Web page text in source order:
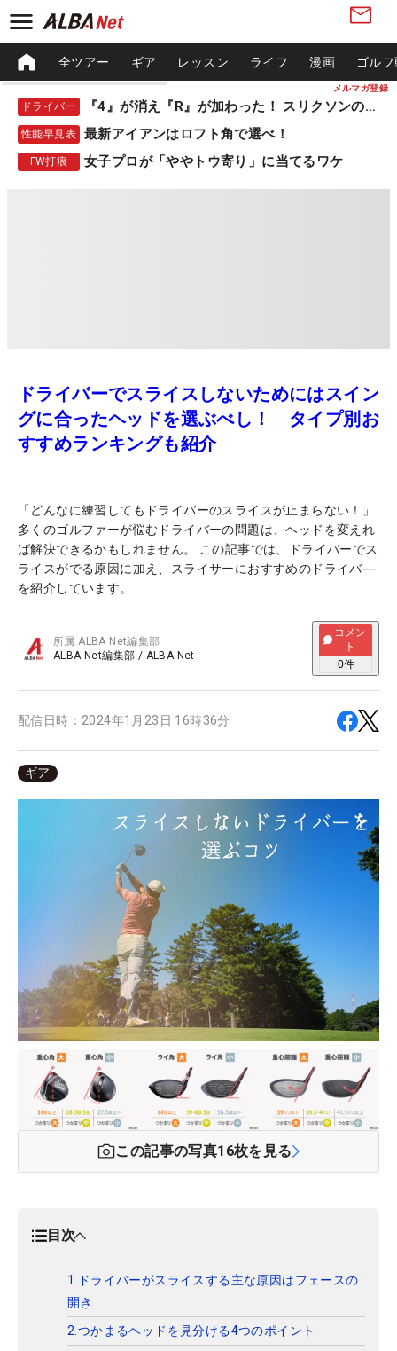
メルマガ登録
全ツアー ギア レッスン ライフ 漫画 ゴル
ドライバー 『4』が消え『R』が加わった！ スリクソンの新作
性能早見表 最新アイアンはロフト角で選べ！
FW打痕 女子プロが「ややトウ寄り」に当てるワケ
ドライバーでスライスしないためにはスイン
グに合ったヘッドを選ぶべし！ タイプ別お
すすめランキングも紹介
「どんなに練習してもドライバーのスライスが止まらない！」
多くのゴルファーが悩むドライバーの問題は、ヘッドを変えれ
ば解決できるかもしれません。 この記事では、ドライバーでス
ライスがでる原因に加え、スライサーにおすすめのドライバ―
を紹介しています。
所属ALBA Net編集部
ALBA Net編集部 / ALBA Net
コメン
ト
0件
配信日時： 2024年1月23日 16時36分
ギア
この記事の写真16枚を見る
目次
1.ドライバーがスライスする主な原因はフェースの
開き
2.つかまるヘッドを見分ける4つのポイント